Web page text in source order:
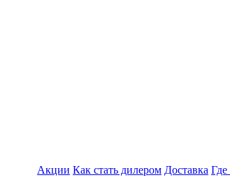
Акции Как стать дилером Доставка Где